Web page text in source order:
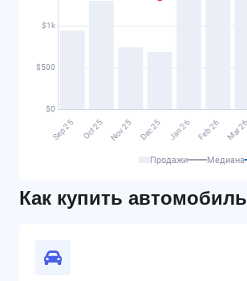
Продажи Медиана
Как купить автомобиль